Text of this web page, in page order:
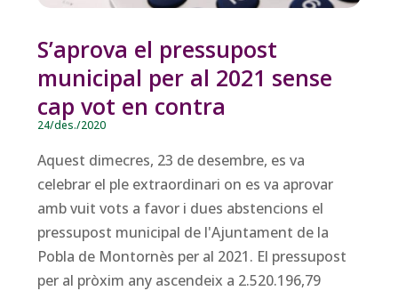
S’aprova el pressupost
municipal per al 2021 sense
cap vot en contra
24/des./2020
Aquest dimecres, 23 de desembre, es va
celebrar el ple extraordinari on es va aprovar
amb vuit vots a favor i dues abstencions el
pressupost municipal de l'Ajuntament de la
Pobla de Montornès per al 2021. El pressupost
per al pròxim any ascendeix a 2.520.196,79